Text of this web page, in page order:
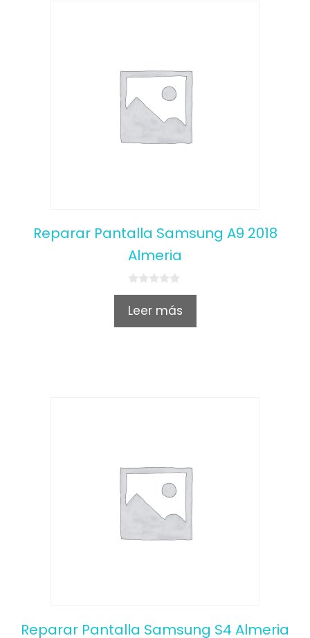
Reparar Pantalla Samsung A9 2018
Almeria
0
u
Leer más
Reparar Pantalla Samsung S4 Almeria